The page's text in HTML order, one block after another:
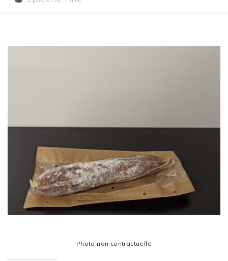
Photo non contractuelle